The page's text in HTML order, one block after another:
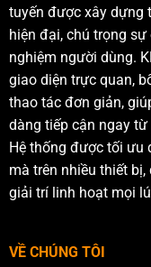
tuyến được xây dựng
hiện đại, chú trọng
nghiệm người dùng.
giao diện trực quan,
thao tác đơn giản,
dàng tiếp cận ngay
Hệ thống được tối ưu
mà trên nhiều thiết
giải trí linh hoạt mọi
VỀ CHÚNG TÔI